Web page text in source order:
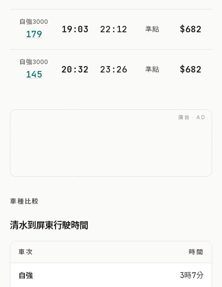
自強3000
179 19:03 22:12 準點 $682
自強3000
145 20:32 23:26 準點 $682
廣告 · AD
車種比較
清水到屏東行駛時間
車次 時間
自強 3時7分